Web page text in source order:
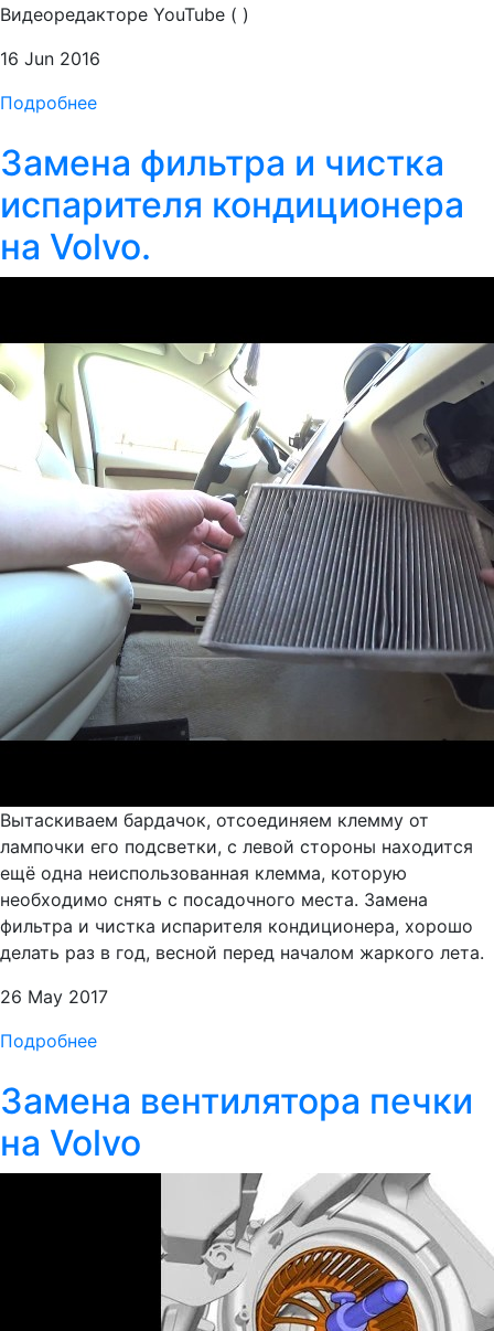
Видеоредакторе YouTube ( )
16 Jun 2016
Подробнее
Замена фильтра и чистка
испарителя кондиционера
на Volvo.
Вытаскиваем бардачок, отсоединяем клемму от
лампочки его подсветки, с левой стороны находится
ещё одна неиспользованная клемма, которую
необходимо снять с посадочного места. Замена
фильтра и чистка испарителя кондиционера, хорошо
делать раз в год, весной перед началом жаркого лета.
26 May 2017
Подробнее
Замена вентилятора печки
на Volvo